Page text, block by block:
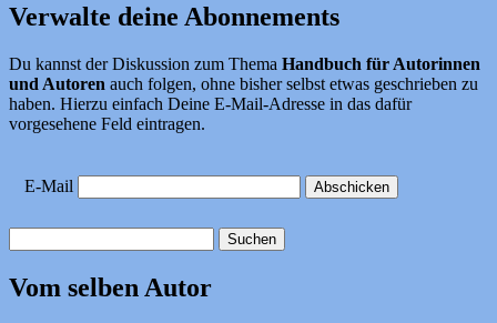
Verwalte deine Abonnements
Du kannst der Diskussion zum Thema Handbuch für Autorinnen
und Autoren auch folgen, ohne bisher selbst etwas geschrieben zu
haben. Hierzu einfach Deine E-Mail-Adresse in das dafür
vorgesehene Feld eintragen.
E-Mail
nach:
Vom selben Autor